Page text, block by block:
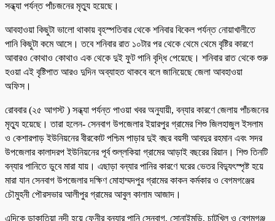
সন্ধ্যা পর্যন্ত পাঁচজনের মৃত্যু হয়েছে।
আবহাওয়া কিছুটা ভালো থাকায় বৃহস্পতিবার থেকে শনিবার বিকেল পর্যন্ত নোয়াখালীতে
পানি কিছুটা কমে আসে। তবে শনিবার রাত ১০টার পর থেকে থেমে থেমে বৃষ্টির কারণে
আবারও কোথাও কোথাও এক থেকে দুই ফুট পানি বৃদ্ধি পেয়েছে। শনিবার রাত থেকে শুরু
হওয়া এই বৃষ্টিপাত আরও দুদিন অব্যাহত থাকবে বলে জানিয়েছে জেলা আবহাওয়া
অফিস।
রোববার (২৫ আগস্ট ) সন্ধ্যা পর্যন্ত পাওয়া খবর অনুযায়ী, বন্যার কারণে জেলায় পাঁচজনের
মৃত্যু হয়েছে। তারা হলেন- সেনবাগ উপজেলার ইয়ারপুর গ্রামের শিশু জিলহাজুল ইসলাম
ও কেশারপাড় ইউনিয়নের বীরকোট পশ্চিম পাড়ার দুই বছর বয়সী আবদুর রহমান এবং সদর
উপজেলার কালাদরপ ইউনিয়নের পূর্ব শুল্লকিয়া গ্রামের আড়াই বছরের রিয়ান। শিশু তিনটি
বন্যার পানিতে ডুবে মারা যায়। এছাড়া বন্যার পানির কারণে ঘরের ভেতর বিদ্যুৎস্পৃষ্ট হয়ে
মারা যান সেনবাগ উপজেলার দক্ষিণ মোহাম্মদপুর গ্রামের কাকন কর্মকার ও বেগমগঞ্জের
চৌমুহনী পৌরসভার আলীপুর গ্রামের আবুল কালাম আজাদ।
এদিকে ডাকাতিয়া নদী হয়ে ফেনীর বন্যার পানি সেনবাগ, সোনাইমুড়ি, চাটখিল ও বেগমগঞ্জ